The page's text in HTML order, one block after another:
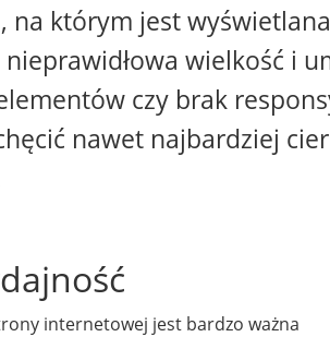
na którym jest
nieprawidłowa wielkość i
czy brak
nawet najbardziej
internetowej jest bardzo ważna